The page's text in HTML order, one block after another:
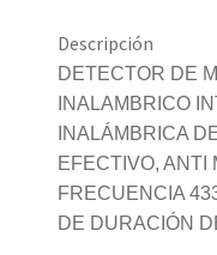
Descripción
DETECTOR DE
INALAMBRICO
INALÁMBRICA
EFECTIVO, ANTI
FRECUENCIA
DE DURACIÓN